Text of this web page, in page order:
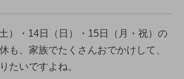
）・14日（日）・15日（月・祝）の
も、家族でたくさんおでかけして、
たいですよね。